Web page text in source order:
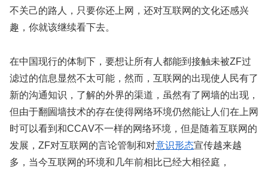
不关己的路人，只要你还上网，还对互联网的文化还感兴
趣，你就该继续看下去。
在中国现行的体制下，要想让所有人都能到接触未被ZF过
滤过的信息显然不太可能，然而，互联网的出现使人民有了
新的沟通知识，了解的外界的渠道，虽然有了网墙的出现，
但由于翻圌墙技术的存在使得网络环境仍然能让人们在上网
时可以看到和CCАV不一样的网络环境，但是随着互联网的
发展，ZF对互联网的言论管制和对意识形态宣传越来越
多，当今互联网的环境和几年前相比已经大相径庭，